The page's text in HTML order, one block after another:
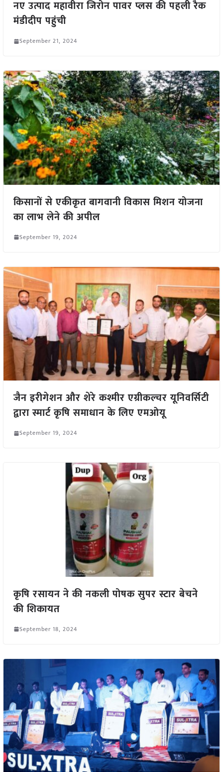
नए उत्पाद महावीरा जिरोन पावर प्लस की पहली रैक
मंडीदीप पहुंची
September 21, 2024
किसानों से एकीकृत बागवानी विकास मिशन योजना
का लाभ लेने की अपील
September 19, 2024
जैन इरीगेशन और शेरे कश्मीर एग्रीकल्चर यूनिवर्सिटी
द्वारा स्मार्ट कृषि समाधान के लिए एमओयू
September 19, 2024
कृषि रसायन ने की नकली पोषक सुपर स्टार बेचने
की शिकायत
September 18, 2024